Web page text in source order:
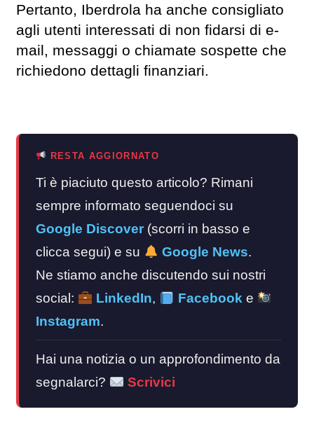
Pertanto, Iberdrola ha anche consigliato
agli utenti interessati di non fidarsi di e-
mail, messaggi o chiamate sospette che
richiedono dettagli finanziari.
RESTA AGGIORNATO
Ti è piaciuto questo articolo? Rimani
sempre informato seguendoci su
Google Discover (scorri in basso e
clicca segui) e su
Google News.
Ne stiamo anche discutendo sui nostri
social:
LinkedIn, Facebooke
Instagram.
Hai una notizia o un approfondimento da
segnalarci?
Scrivici